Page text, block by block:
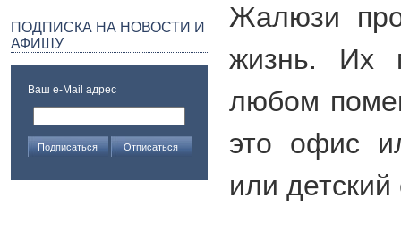
ПОДПИСКА НА НОВОСТИ И
АФИШУ
Ваш e-Mail адрес
Жалюзи
жизнь. Их
любом
это офис
или детский